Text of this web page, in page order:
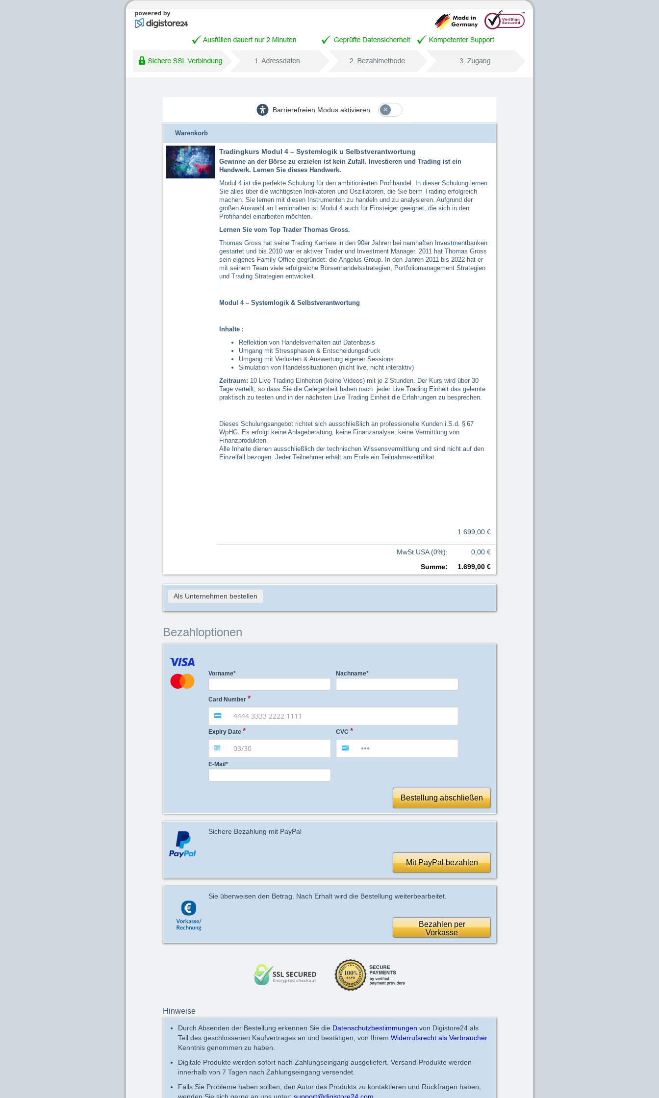
Barrierefreien Modus aktivieren
Warenkorb
Tradingkurs Modul 4 – Systemlogik u Selbstverantwortung
Gewinne an der Börse zu erzielen ist kein Zufall. Investieren und Trading ist ein
Handwerk. Lernen Sie dieses Handwerk.
Modul 4 ist die perfekte Schulung für den ambitionierten Profihandel. In dieser Schulung lernen
Sie alles über die wichtigsten Indikatoren und Oszillatoren, die Sie beim Trading erfolgreich
machen. Sie lernen mit diesen Instrumenten zu handeln und zu analysieren. Aufgrund der
großen Auswahl an Lerninhalten ist Modul 4 auch für Einsteiger geeignet, die sich in den
Profihandel einarbeiten möchten.
Lernen Sie vom Top Trader Thomas Gross.
Thomas Gross hat seine Trading Karriere in den 90er Jahren bei namhaften Investmentbanken
gestartet und bis 2010 war er aktiver Trader und Investment Manager. 2011 hat Thomas Gross
sein eigenes Family Office gegründet: die Angelus Group. In den Jahren 2011 bis 2022 hat er
mit seinem Team viele erfolgreiche Börsenhandelsstrategien, Portfoliomanagement Strategien
und Trading Strategien entwickelt.
Modul 4 – Systemlogik & Selbstverantwortung
Inhalte :
Reflektion von Handelsverhalten auf Datenbasis
Umgang mit Stressphasen & Entscheidungsdruck
Umgang mit Verlusten & Auswertung eigener Sessions
Simulation von Handelssituationen (nicht live, nicht interaktiv)
Zeitraum: 10 Live Trading Einheiten (keine Videos) mit je 2 Stunden. Der Kurs wird über 30
Tage verteilt, so dass Sie die Gelegenheit haben nach jeder Live Trading Einheit das gelernte
praktisch zu testen und in der nächsten Live Trading Einheit die Erfahrungen zu besprechen.
Dieses Schulungsangebot richtet sich ausschließlich an professionelle Kunden i.S.d. § 67
WpHG. Es erfolgt keine Anlageberatung, keine Finanzanalyse, keine Vermittlung von
Finanzprodukten.
Alle Inhalte dienen ausschließlich der technischen Wissensvermittlung und sind nicht auf den
Einzelfall bezogen. Jeder Teilnehmer erhält am Ende ein Teilnahmezertifikat.
1.699,00 €
MwSt USA (0%):
0,00 €
Summe: 1.699,00 €
Als Unternehmen bestellen
Bezahloptionen
Vorname* Nachname*
Card Number
Expiry Date CVC
E-Mail*
Bestellung abschließen
Sichere Bezahlung mit PayPal
Mit PayPal bezahlen
Sie überweisen den Betrag. Nach Erhalt wird die Bestellung weiterbearbeitet.
Bezahlen per
Vorkasse
Hinweise
Durch Absenden der Bestellung erkennen Sie die Datenschutzbestimmungen von Digistore24 als
Teil des geschlossenen Kaufvertrages an und bestätigen, von Ihrem Widerrufsrecht als Verbraucher
Kenntnis genommen zu haben.
Digitale Produkte werden sofort nach Zahlungseingang ausgeliefert. Versand-Produkte werden
innerhalb von 7 Tagen nach Zahlungseingang versendet.
Falls Sie Probleme haben sollten, den Autor des Produkts zu kontaktieren und Rückfragen haben,
wenden Sie sich gerne an uns unter: support@digistore24.com